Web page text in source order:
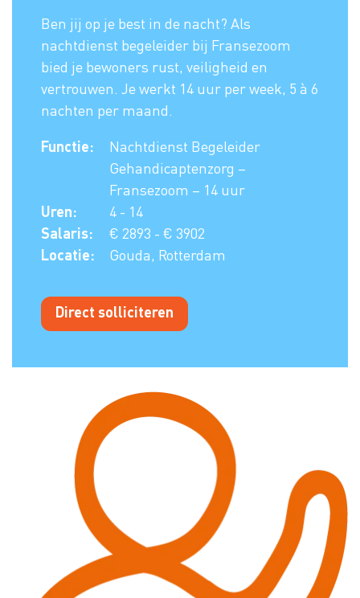
Ben jij op je best in de nacht? Als
nachtdienst begeleider bij Fransezoom
bied je bewoners rust, veiligheid en
vertrouwen. Je werkt 14 uur per week, 5 à 6
nachten per maand.
Functie:
Nachtdienst Begeleider
Gehandicaptenzorg –
Fransezoom – 14 uur
Uren:
4 - 14
Salaris:
€ 2893 - € 3902
Locatie:
Gouda, Rotterdam
Direct solliciteren